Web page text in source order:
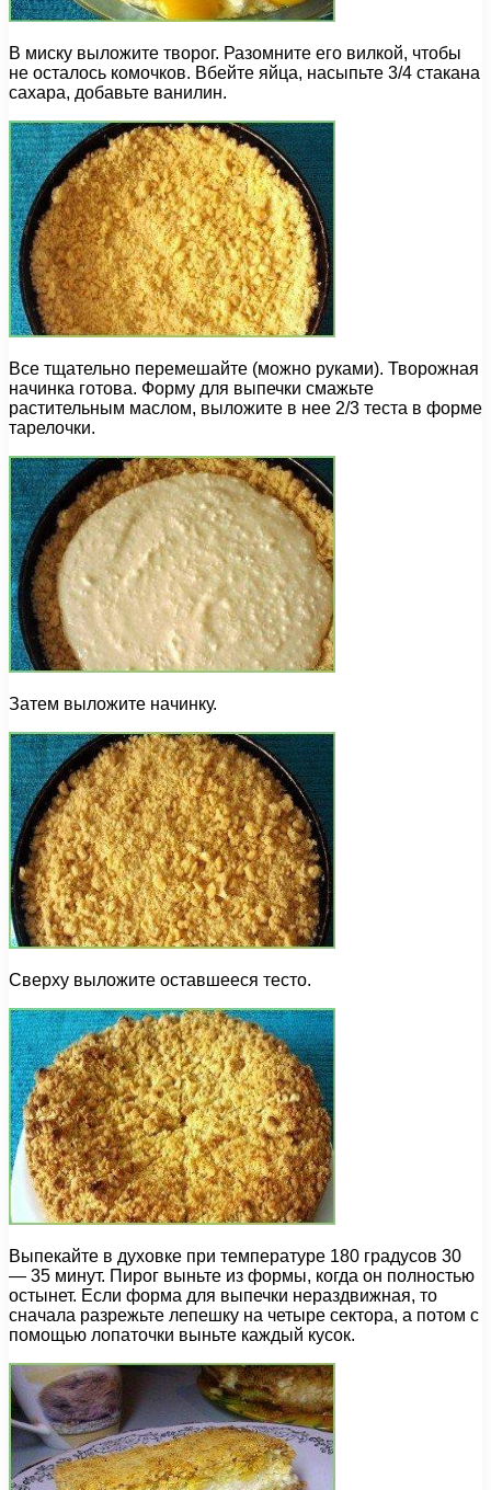
В миску выложите творог. Разомните его вилкой, чтобы
не осталось комочков. Вбейте яйца, насыпьте 3/4 стакана
сахара, добавьте ванилин.
Все тщательно перемешайте (можно руками). Творожная
начинка готова. Форму для выпечки смажьте
растительным маслом, выложите в нее 2/3 теста в форме
тарелочки.
Затем выложите начинку.
Сверху выложите оставшееся тесто.
Выпекайте в духовке при температуре 180 градусов 30
— 35 минут. Пирог выньте из формы, когда он полностью
остынет. Если форма для выпечки нераздвижная, то
сначала разрежьте лепешку на четыре сектора, а потом с
помощью лопаточки выньте каждый кусок.